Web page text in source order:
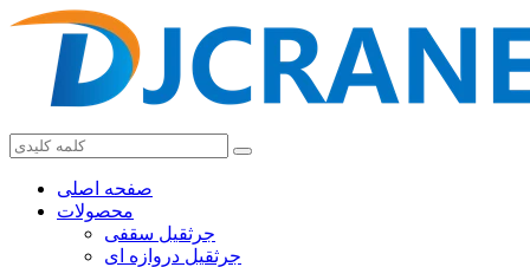
صفحه اصلی
محصولات
جرثقیل سقفی
جرثقیل دروازه ای